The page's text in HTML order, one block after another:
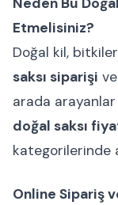
Etmelisiniz?
Doğal kil,
saksı siparişi
arada
doğal saksı
kategorilerinde
Online Sipariş